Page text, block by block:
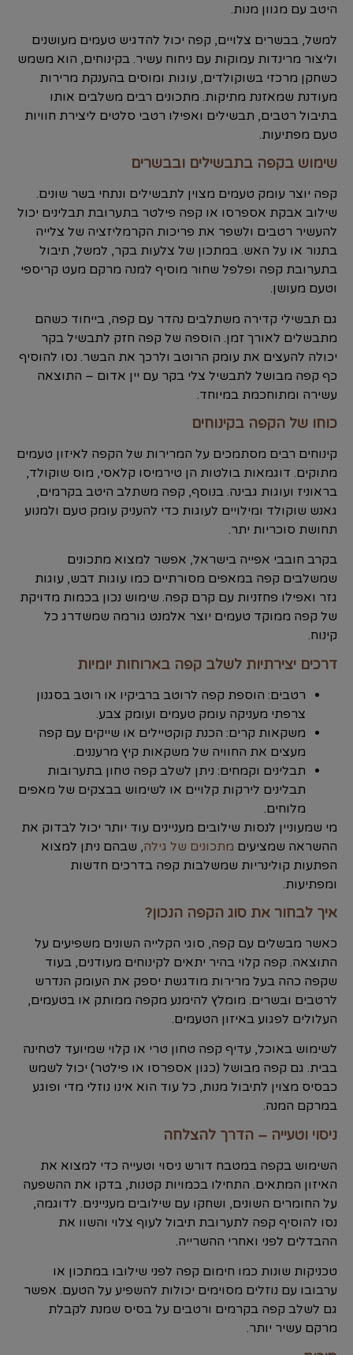
היטב עם מגוון מנות.
למשל, בבשרים צלויים, קפה יכול להדגיש טעמים מעושנים
וליצור מרינדות עמוקות עם ניחוח עשיר. בקינוחים, הוא משמש
כשחקן מרכזי בשוקולדים, עוגות ומוסים בהענקת מרירות
מעודנת שמאזנת מתיקות. מתכונים רבים משלבים אותו
בתיבול רטבים, תבשילים ואפילו רטבי סלטים ליצירת חוויות
טעם מפתיעות.
שימוש בקפה בתבשילים ובבשרים
קפה יוצר עומק טעמים מצוין לתבשילים ונתחי בשר שונים.
שילוב אבקת אספרסו או קפה פילטר בתערובת תבלינים יכול
להעשיר רטבים ולשפר את פריכות הקרמליזציה של צלייה
בתנור או על האש. במתכון של צלעות בקר, למשל, תיבול
בתערובת קפה ופלפל שחור מוסיף למנה מרקם מעט קריספי
וטעם מעושן.
גם תבשילי קדירה משתלבים נהדר עם קפה, בייחוד כשהם
מתבשלים לאורך זמן. הוספה של קפה חזק לתבשיל בקר
יכולה להעצים את עומק הרוטב ולרכך את הבשר. נסו להוסיף
כף קפה מבושל לתבשיל צלי בקר עם יין אדום – התוצאה
עשירה ומתוחכמת במיוחד.
כוחו של הקפה בקינוחים
קינוחים רבים מסתמכים על המרירות של הקפה לאיזון טעמים
מתוקים. דוגמאות בולטות הן טירמיסו קלאסי, מוס שוקולד,
בראוניז ועוגות גבינה. בנוסף, קפה משתלב היטב בקרמים,
גאנש שוקולד ומילויים לעוגות כדי להעניק עומק טעם ולמנוע
תחושת סוכריות יתר.
בקרב חובבי אפייה בישראל, אפשר למצוא מתכונים
שמשלבים קפה במאפים מסורתיים כמו עוגות דבש, עוגות
גזר ואפילו פחזניות עם קרם קפה. שימוש נכון בכמות מדויקת
של קפה ממוקד טעמים יוצר אלמנט גורמה שמשדרג כל
קינוח.
דרכים יצירתיות לשלב קפה בארוחות יומיות
רטבים: הוספת קפה לרוטב ברביקיו או רוטב בסגנון
צרפתי מעניקה עומק טעמים ועומק צבע.
משקאות קרים: הכנת קוקטיילים או שייקים עם קפה
מעצים את החוויה של משקאות קיץ מרעננים.
תבלינים וקמחים: ניתן לשלב קפה טחון בתערובות
תבלינים לירקות קלויים או לשימוש בבצקים של מאפים
מלוחים.
מי שמעוניין לנסות שילובים מעניינים עוד יותר יכול לבדוק את
ההשראה שמציעים מתכונים של גילה, שבהם ניתן למצוא
הפתעות קולינריות שמשלבות קפה בדרכים חדשות
ומפתיעות.
איך לבחור את סוג הקפה הנכון?
כאשר מבשלים עם קפה, סוגי הקלייה השונים משפיעים על
התוצאה. קפה קלוי בהיר יתאים לקינוחים מעודנים, בעוד
שקפה כהה בעל מרירות מודגשת יספק את העומק הנדרש
לרטבים ובשרים. מומלץ להימנע מקפה ממותק או בטעמים,
העלולים לפגוע באיזון הטעמים.
לשימוש באוכל, עדיף קפה טחון טרי או קלוי שמיועד לטחינה
בבית. גם קפה מבושל (כגון אספרסו או פילטר) יכול לשמש
כבסיס מצוין לתיבול מנות, כל עוד הוא אינו נוזלי מדי ופוגע
במרקם המנה.
ניסוי וטעייה – הדרך להצלחה
השימוש בקפה במטבח דורש ניסוי וטעייה כדי למצוא את
האיזון המתאים. התחילו בכמויות קטנות, בדקו את ההשפעה
על החומרים השונים, ושחקו עם שילובים מעניינים. לדוגמה,
נסו להוסיף קפה לתערובת תיבול לעוף צלוי והשוו את
ההבדלים לפני ואחרי ההשרייה.
טכניקות שונות כמו חימום קפה לפני שילובו במתכון או
ערבובו עם נוזלים מסוימים יכולות להשפיע על הטעם. אפשר
גם לשלב קפה בקרמים ורטבים על בסיס שמנת לקבלת
מרקם עשיר יותר.